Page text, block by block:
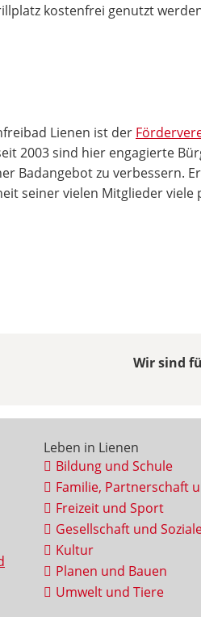
kostenfrei genutzt
Lienen ist der
2003 sind hier engagierte
Badangebot zu verbessern.
seiner vielen Mitglieder viele
Wir sind
Leben in Lienen
Bildung und Schule
Familie, Partnerschaft
Freizeit und Sport
Gesellschaft und
Kultur
Planen und Bauen
Umwelt und Tiere